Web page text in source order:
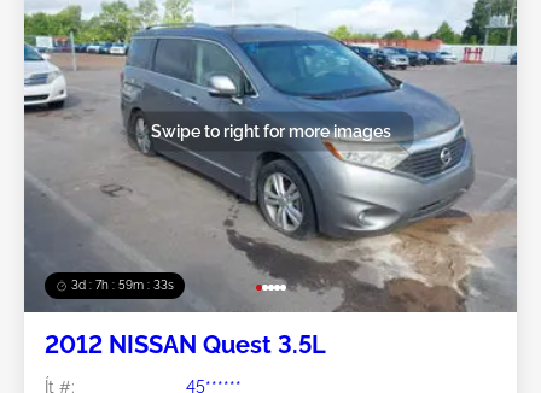
3d : 7h : 59m : 31s
Swipe to right for more images
2012 NISSAN Quest 3.5L
Ít #:
45******